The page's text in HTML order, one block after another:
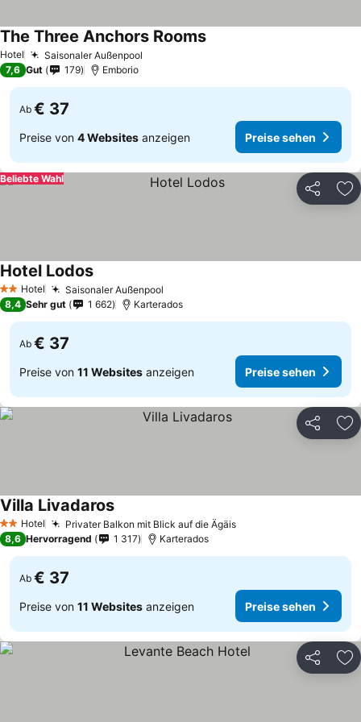
Hotel Saisonaler Außenpool
The Three Anchors Rooms
7,6 Gut 179 Emborio
Ab € 37
Preise von 4 Websites anzeigen Preise sehen
Teilen
Beliebte Wahl
2 Sterne
Hotel Saisonaler Außenpool
Hotel Lodos
8,4 Sehr gut 1 662 Karterados
Ab € 37
Preise von 11 Websites anzeigen Preise sehen
Teilen
2 Sterne
Hotel Privater Balkon mit Blick auf die Ägäis
Villa Livadaros
8,6 Hervorragend 1 317 Karterados
Ab € 37
Preise von 11 Websites anzeigen Preise sehen
Teilen